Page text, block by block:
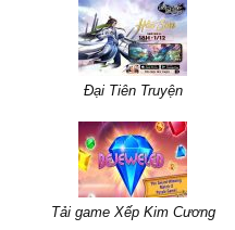
Đại Tiên Truyện
Tải game Xếp Kim Cương